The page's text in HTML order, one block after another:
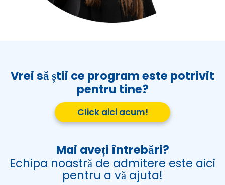
Vrei să știi ce program este potrivit
pentru tine?
Click aici acum!
Mai aveți întrebări?
Echipa noastră de admitere este aici
pentru a vă ajuta!